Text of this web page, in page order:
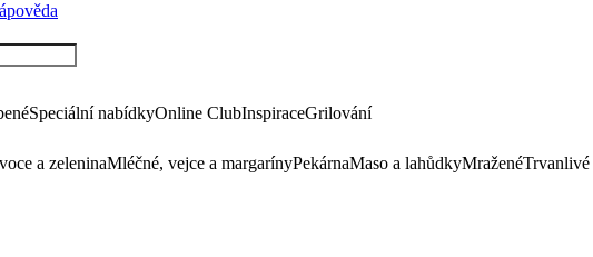
Speciální nabídkyOnline ClubInspiraceGrilování
a zeleninaMléčné, vejce a margarínyPekárnaMaso a lahůdkyMraženéTrvanlivé